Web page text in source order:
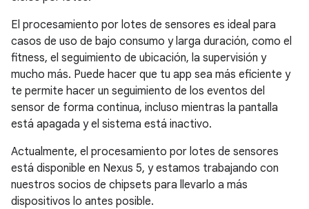
El procesamiento por lotes de sensores es ideal para
casos de uso de bajo consumo y larga duración, como el
fitness, el seguimiento de ubicación, la supervisión y
mucho más. Puede hacer que tu app sea más eficiente y
te permite hacer un seguimiento de los eventos del
sensor de forma continua, incluso mientras la pantalla
está apagada y el sistema está inactivo.
Actualmente, el procesamiento por lotes de sensores
está disponible en Nexus 5, y estamos trabajando con
nuestros socios de chipsets para llevarlo a más
dispositivos lo antes posible.